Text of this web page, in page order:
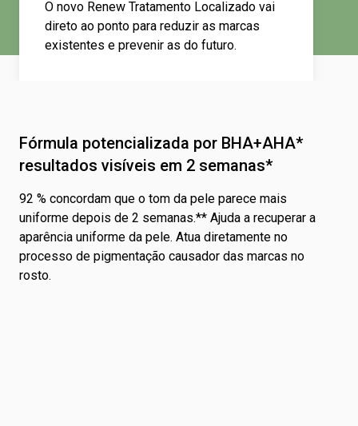
O novo Renew Tratamento Localizado vai
direto ao ponto para reduzir as marcas
existentes e prevenir as do futuro.
Fórmula potencializada por BHA+AHA*
resultados visíveis em 2 semanas*
92 % concordam que o tom da pele parece mais
uniforme depois de 2 semanas.** Ajuda a recuperar a
aparência uniforme da pele. Atua diretamente no
processo de pigmentação causador das marcas no
rosto.